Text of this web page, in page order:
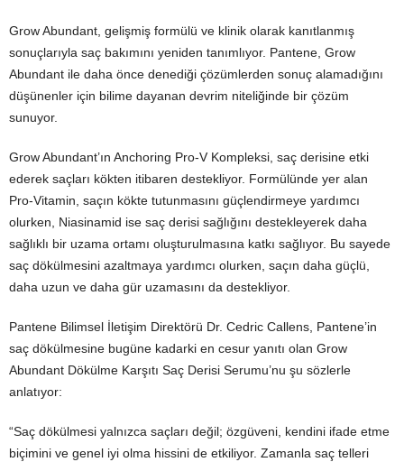
Grow Abundant, gelişmiş formülü ve klinik olarak kanıtlanmış
sonuçlarıyla saç bakımını yeniden tanımlıyor. Pantene, Grow
Abundant ile daha önce denediği çözümlerden sonuç alamadığını
düşünenler için bilime dayanan devrim niteliğinde bir çözüm
sunuyor.
Grow Abundant’ın Anchoring Pro-V Kompleksi, saç derisine etki
ederek saçları kökten itibaren destekliyor. Formülünde yer alan
Pro-Vitamin, saçın kökte tutunmasını güçlendirmeye yardımcı
olurken, Niasinamid ise saç derisi sağlığını destekleyerek daha
sağlıklı bir uzama ortamı oluşturulmasına katkı sağlıyor. Bu sayede
saç dökülmesini azaltmaya yardımcı olurken, saçın daha güçlü,
daha uzun ve daha gür uzamasını da destekliyor.
Pantene Bilimsel İletişim Direktörü Dr. Cedric Callens, Pantene’in
saç dökülmesine bugüne kadarki en cesur yanıtı olan Grow
Abundant Dökülme Karşıtı Saç Derisi Serumu’nu şu sözlerle
anlatıyor:
“Saç dökülmesi yalnızca saçları değil; özgüveni, kendini ifade etme
biçimini ve genel iyi olma hissini de etkiliyor. Zamanla saç telleri